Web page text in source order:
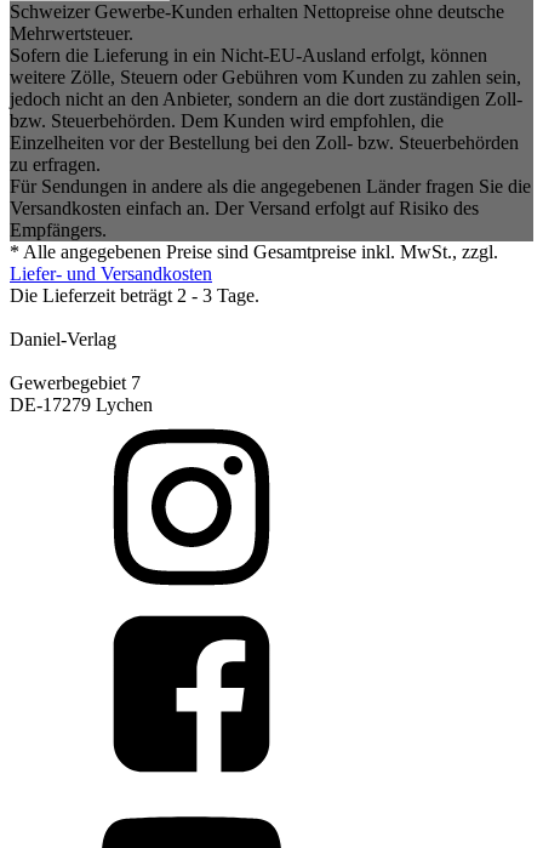
Schweizer Gewerbe-Kunden erhalten Nettopreise ohne deutsche
Mehrwertsteuer.
Sofern die Lieferung in ein Nicht-EU-Ausland erfolgt, können
weitere Zölle, Steuern oder Gebühren vom Kunden zu zahlen sein,
jedoch nicht an den Anbieter, sondern an die dort zuständigen Zoll-
bzw. Steuerbehörden. Dem Kunden wird empfohlen, die
Einzelheiten vor der Bestellung bei den Zoll- bzw. Steuerbehörden
zu erfragen.
Für Sendungen in andere als die angegebenen Länder fragen Sie die
Versandkosten einfach an. Der Versand erfolgt auf Risiko des
Empfängers.
* Alle angegebenen Preise sind Gesamtpreise inkl. MwSt., zzgl.
Liefer- und Versandkosten
Die Lieferzeit beträgt 2 - 3 Tage.
Daniel-Verlag
Gewerbegebiet 7
DE-17279 Lychen